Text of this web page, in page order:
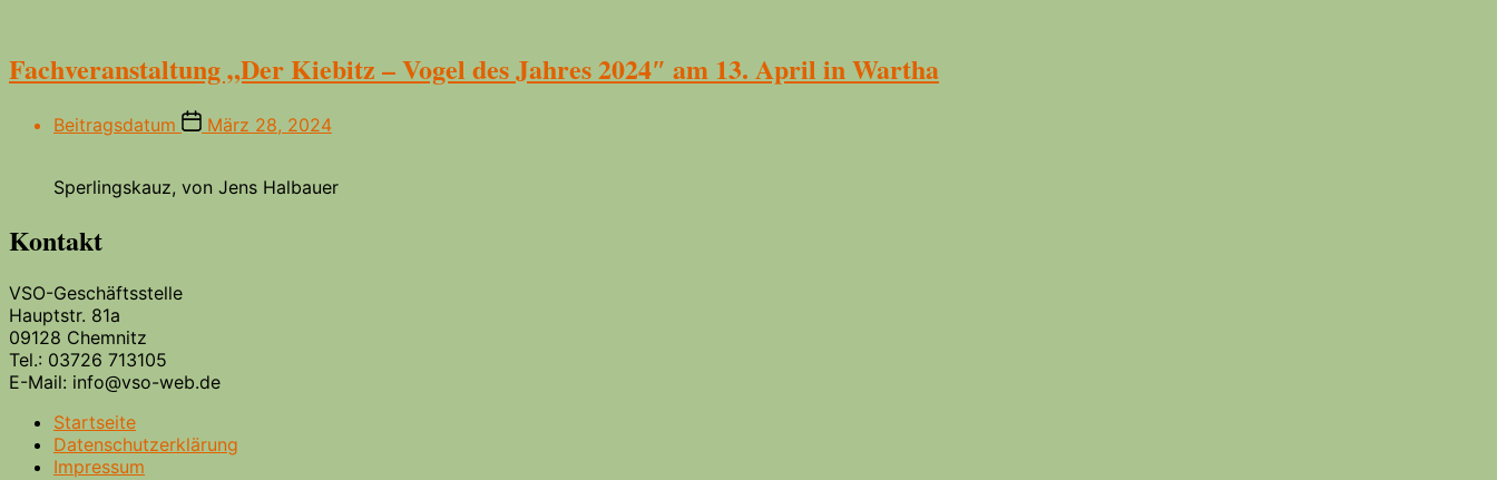
Fachveranstaltung „Der Kiebitz – Vogel des Jahres 2024″ am 13. April in Wartha
Beitragsdatum März 28, 2024
Sperlingskauz, von Jens Halbauer
Kontakt
VSO-Geschäftsstelle
Hauptstr. 81a
09128 Chemnitz
Tel.: 03726 713105
E-Mail: info@vso-web.de
Startseite
Datenschutzerklärung
Impressum